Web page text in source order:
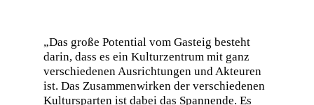
„Das große Potential vom Gasteig besteht
darin, dass es ein Kulturzentrum mit ganz
verschiedenen Ausrichtungen und Akteuren
ist. Das Zusammenwirken der verschiedenen
Kultursparten ist dabei das Spannende. Es